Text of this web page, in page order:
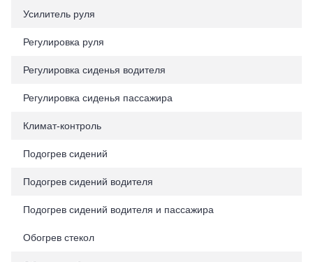
Усилитель руля
Регулировка руля
Регулировка сиденья водителя
Регулировка сиденья пассажира
Климат-контроль
Подогрев сидений
Подогрев сидений водителя
Подогрев сидений водителя и пассажира
Обогрев стекол